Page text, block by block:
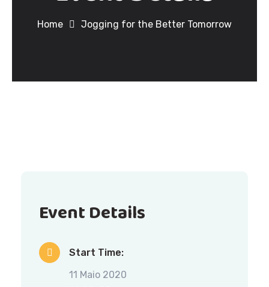
Home Jogging for the Better Tomorrow
Event Details
Start Time:
11 Maio 2020